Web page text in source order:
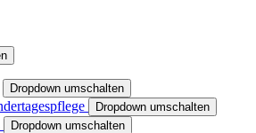
Dropdown umschalten
Dropdown umschalten
Dropdown umschalten